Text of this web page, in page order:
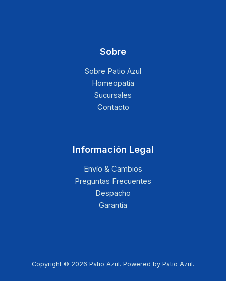
Sobre
Sobre Patio Azul
Homeopatía
Sucursales
Contacto
Información Legal
Envío & Cambios
Preguntas Frecuentes
Despacho
Garantía
Copyright © 2026 Patio Azul. Powered by Patio Azul.